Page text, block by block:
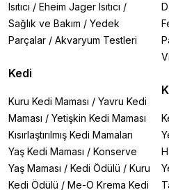
Atakan Pet Shop'ta Satılan
Malzemeleri
1. Eheim Substrat Pro &
Yüksek
yüzey alanı (approx. 450 m²/
kolonizasyonu için en ideal
🔹 Mekanik + Biyolojik:Mech
filtrasyonu da destekleyerek
2. Sera Siporax
🔹 Profesyonel Çözüm:
Özel
yüzeylerde oksijen zengini ve
yaratarak hem nitrifikasyon
(nitrat giderimi) sağlar.
Isıtıcı / Eheim Jager Isıtıcı /
Sağlık ve Bakım / Yedek
Parçalar / Akvaryum Testleri
Kedi
Kuru Kedi Maması / Yavru Kedi
Maması / Yetişkin Kedi Maması
Kısırlaştırılmış Kedi Mamaları
Yaş Kedi Maması / Konserve
Yaş Maması / Kedi Ödülü / Kuru
Kedi Ödülü / Me-O Krema Kedi